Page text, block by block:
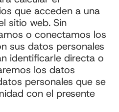
que acceden a una
sitio web. Sin
o conectamos los
sus datos personales
identificarle directa o
los datos
personales que se
con el presente